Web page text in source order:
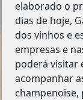
elaborado o
dias de hoje,
dos vinhos e
empresas e
poderá visitar
acompanhar